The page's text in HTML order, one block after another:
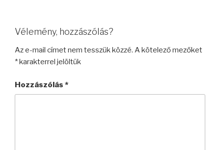
Vélemény, hozzászólás?
Az e-mail címet nem tesszük közzé. A kötelező mezőket
* karakterrel jelöltük
Hozzászólás *